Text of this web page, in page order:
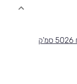
אינפיניטי FX50 2012 פנאי-שטח 5026 סמ'ק